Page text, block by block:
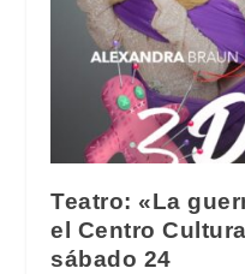
Teatro: «La
el Centro
sábado 24